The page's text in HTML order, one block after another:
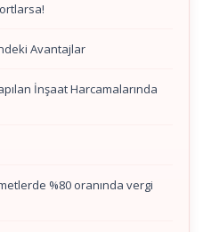
Avantajlar
İnşaat Harcamalarında
%80 oranında vergi